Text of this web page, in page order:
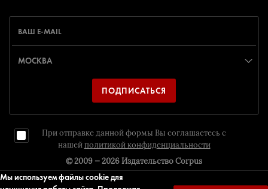
ПОДПИСАТЬСЯ
При отправке данной формы Вы соглашаетесь с
нашей политикой конфиденциальности
© 2009 — 2026 Издательство Corpus
Мы используем файлы cookie для